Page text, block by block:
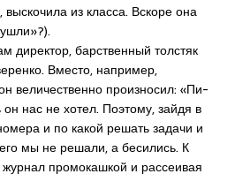
из класса. Вскоре она
директор, барственный толстяк
Вместо, например,
величественно произносил: «Пи-
нас не хотел. Поэтому, зайдя в
и по какой решать задачи и
мы не решали, а бесились. К
журнал промокашкой и рассеивая